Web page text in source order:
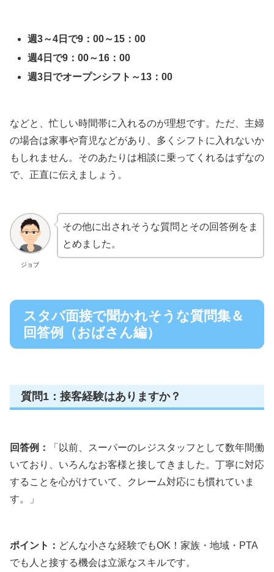
週3～4日で9：00～15：00
週4日で9：00～16：00
週3日でオープンシフト～13：00
などと、忙しい時間帯に入れるのが理想です。ただ、主婦
の場合は家事や育児などがあり、多くシフトに入れないか
もしれません。そのあたりは相談に乗ってくれるはずなの
で、正直に伝えましょう。
ジョブ
その他に出されそうな質問とその回答例をま
とめました。
スタバ面接で聞かれそうな質問集＆
回答例（おばさん編）
質問1：接客経験はありますか？
回答例：
「以前、スーパーのレジスタッフとして数年間働
いており、いろんなお客様と接してきました。丁寧に対応
することを心がけていて、クレーム対応にも慣れていま
す。」
ポイント： どんな小さな経験でもOK！家族・地域・PTA
でも人と接する機会は立派なスキルです。